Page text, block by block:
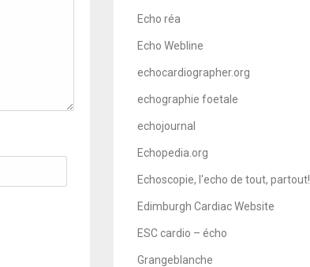
Echo réa
Echo Webline
echocardiographer.org
echographie foetale
echojournal
Echopedia.org
Echoscopie, l'echo de tout, partout!
Edimburgh Cardiac Website
ESC cardio – écho
Grangeblanche